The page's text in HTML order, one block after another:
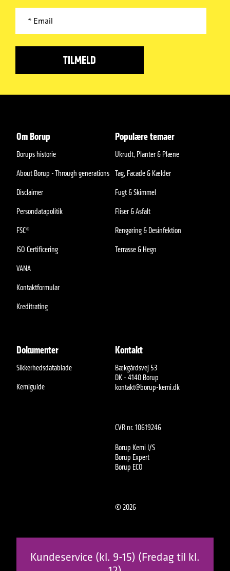
Om Borup
Borups historie
About Borup - Through generations
Disclaimer
Persondatapolitik
FSC®
ISO Certificering
VANA
Kontaktformular
Kreditrating
Populære temaer
Ukrudt, Planter & Plæne
Tag, Facade & Kælder
Fugt & Skimmel
Fliser & Asfalt
Rengøring & Desinfektion
Terrasse & Hegn
Dokumenter
Sikkerhedsdatablade
Kemiguide
Kontakt
Bækgårdsvej 53
DK - 4140 Borup
kontakt@borup-kemi.dk
CVR nr. 10619246
Borup Kemi I/S
Borup Expert
Borup ECO
©2026
Kundeservice (kl. 9-15) (Fredag til kl.